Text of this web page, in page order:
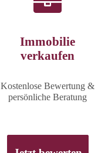
Immobilie
verkaufen
Kostenlose Bewertung &
persönliche Beratung